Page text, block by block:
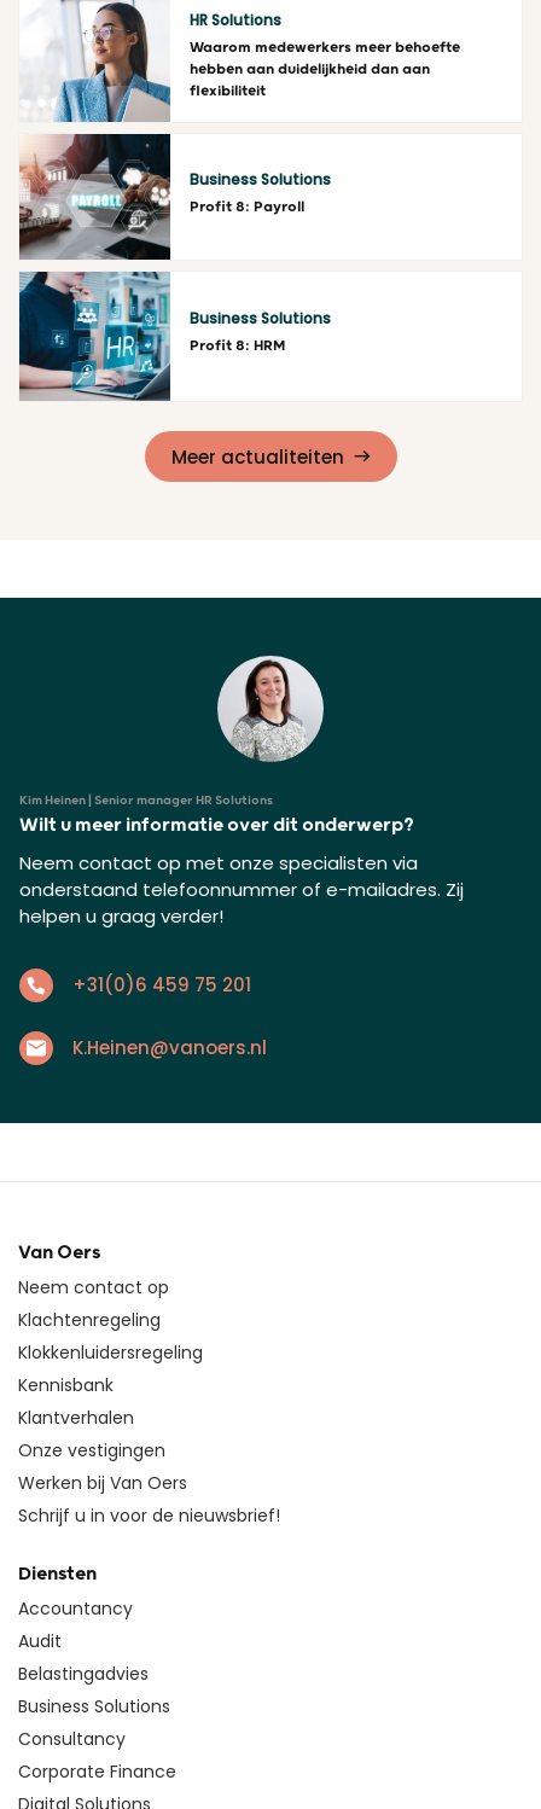
Lees meer
HR Solutions
Waarom medewerkers meer behoefte
hebben aan duidelijkheid dan aan
flexibiliteit
Lees meer
Business Solutions
Profit 8: Payroll
Business Solutions
Profit 8: HRM
Meer actualiteiten
Kim Heinen | Senior manager HR Solutions
Wilt u meer informatie over dit onderwerp?
Neem contact op met onze specialisten via
onderstaand telefoonnummer of e-mailadres. Zij
helpen u graag verder!
+31(0)6 459 75 201
K.Heinen@vanoers.nl
Van Oers
Neem contact op
Klachtenregeling
Klokkenluidersregeling
Kennisbank
Klantverhalen
Onze vestigingen
Werken bij Van Oers
Schrijf u in voor de nieuwsbrief!
Diensten
Accountancy
Audit
Belastingadvies
Business Solutions
Consultancy
Corporate Finance